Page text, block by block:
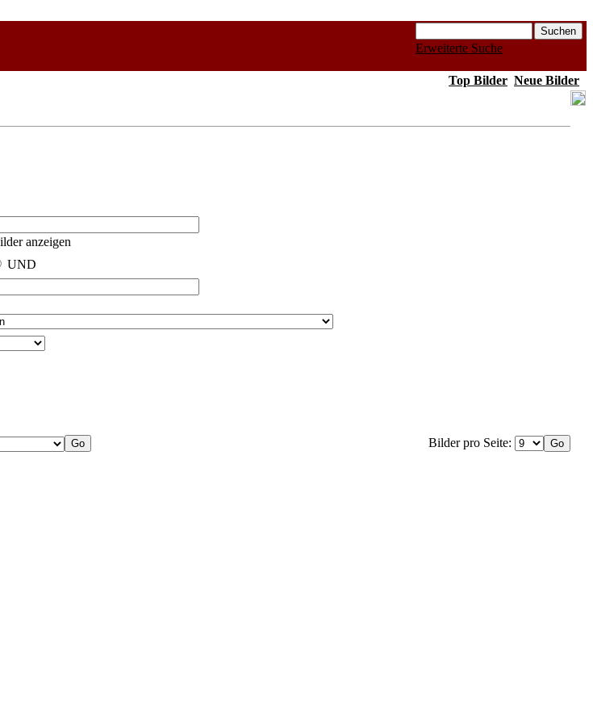
Erweiterte Suche
Top Bilder Neue Bilder
anzeigen
UND
Bilder pro Seite: